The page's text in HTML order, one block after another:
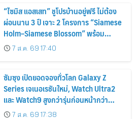
“ไซมิส แอสเสท” ชูโปรบ้านอยู่ฟรี ไม่ต้อง
ผ่อนนาน 3 ปี เจาะ 2 โครงการ “Siamese
Holm–Siamese Blossom” พร้อม
ส่วนลดและสิทธิพิเศษถึง 31 สิงหาคม
2569
7 ส.ค. 69 17:40
ซัมซุง เปิดยอดจองทั่วโลก Galaxy Z
Series เจเนอเรชันใหม่, Watch Ultra2
และ Watch9 สูงกว่ารุ่นก่อนหน้ากว่า
30%7 ส.ค. 69 17:38